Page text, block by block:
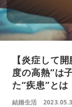
【炎症して
度の高熱”は
た“疾患”とは
結婚生活